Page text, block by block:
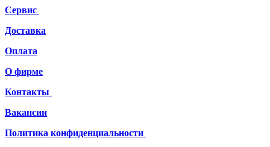
Сервис
Доставка
Оплата
О фирме
Контакты
Вакансии
Политика конфиденциальности